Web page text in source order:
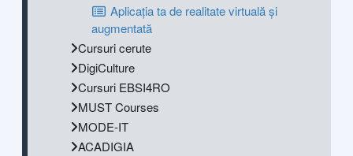
Aplicația ta de realitate virtuală și
augmentată
Cursuri cerute
DigiCulture
Cursuri EBSI4RO
MUST Courses
MODE-IT
ACADIGIA